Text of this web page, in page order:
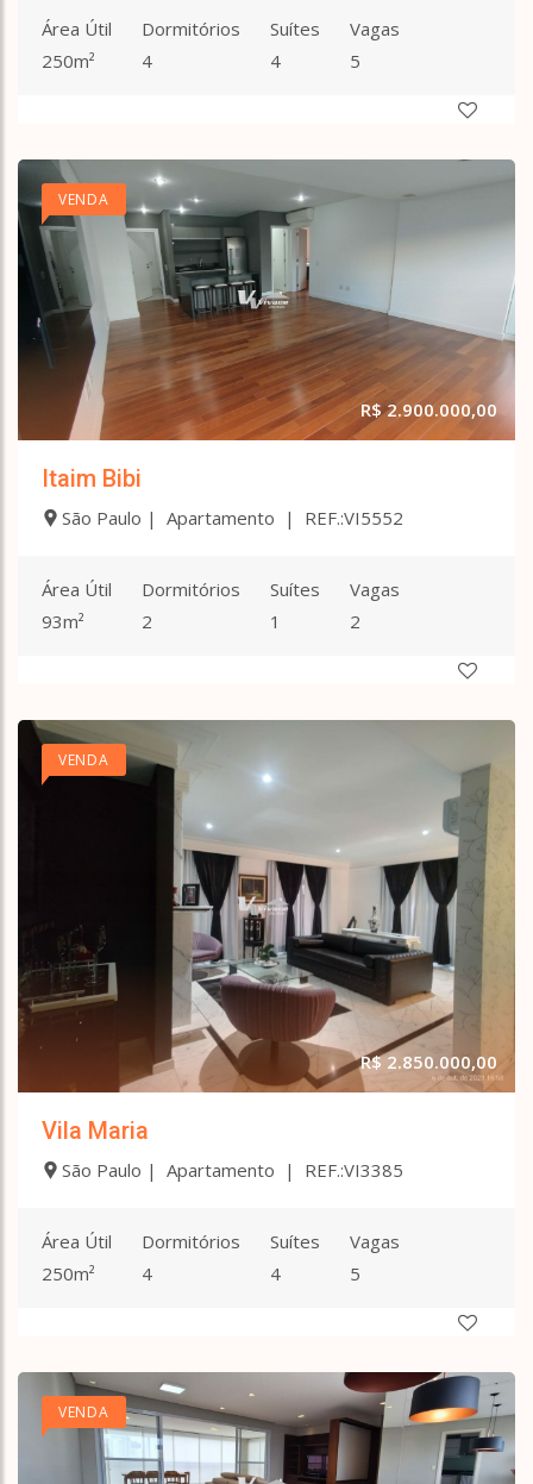
Santo Amaro
Sítio Barrocada
Tremembé
Tucuruvi
Vila Albertina
Vila Alexandria
Vila Amália (Zona Norte)
Vila América
Vila Aurora (Zona Norte)
Vila Bandeirantes
Vila Basileia
Vila Carrão
Vila Constança
Vila Corberi
Vila Dom Pedro Ii
Vila Esperança
Vila Gomes Cardim
Vila Isolina Mazzei
Vila Leonor
Vila Madalena
Vila Maria Alta
Vila Maria Baixa
Vila Medeiros
Vila Mesquita
Vila Moraes
Vila Nilo
Vila Nivi
Vila Nova Cachoeirinha
Vila Nova Conceição
Vila Nova Mazzei
Vila Olímpia
Vila Paiva
Vila Paulicéia
Vila Paulistana
Vila Sabrina
Vila Santa Maria
Vila Santa Teresa (Zona Leste)
Vila Santa Terezinha (Zona Norte)
Área Útil
250m²
Dormitórios
4
Suítes
4
Vagas
5
VENDA
R$ 2.900.000,00
Itaim Bibi
São Paulo | Apartamento | REF.:VI5552
Área Útil
93m²
Dormitórios
2
Suítes
1
Vagas
2
VENDA
R$ 2.850.000,00
Vila Maria
São Paulo | Apartamento | REF.:VI3385
Área Útil
250m²
Dormitórios
4
Suítes
4
Vagas
5
VENDA